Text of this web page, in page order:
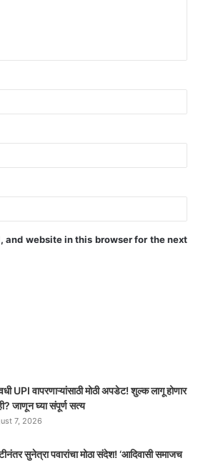
and website in this browser for the next
UPI वापरणाऱ्यांसाठी मोठी अपडेट! शुल्क लागू होणार
जाणून घ्या संपूर्ण सत्य
7, 2026
सुनेत्रा पवारांचा मोठा संदेश! ‘आदिवासी समाजच